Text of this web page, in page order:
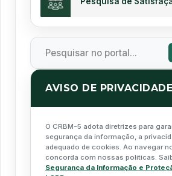
AVISO DE PRIVACIDADE
O CRBM-5 adota diretrizes para
segurança da informação, a
adequado de cookies. Ao navegar
concorda com nossas políticas.
Segurança da Informação e